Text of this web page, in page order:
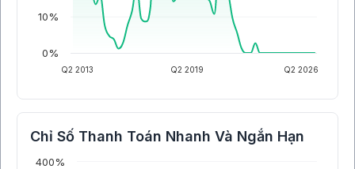
Q2 2013 Q2 2019 Q2 2026
0%
10%
Chỉ Số Thanh Toán Nhanh Và Ngắn Hạn
400%